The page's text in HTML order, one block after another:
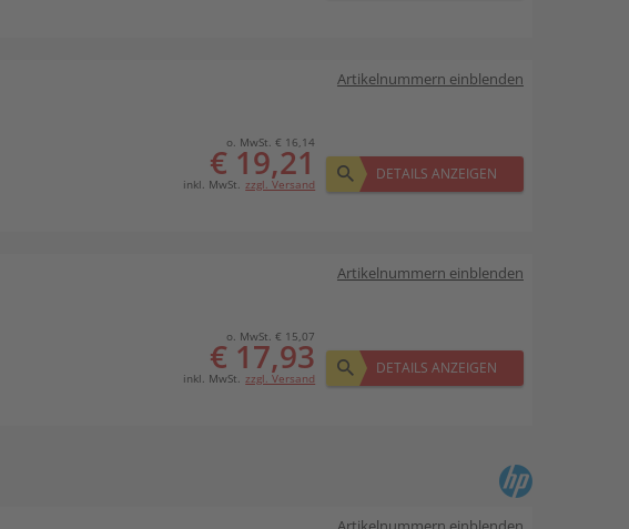
Artikelnummern einblenden
o. MwSt. € 16,14
€ 19,21
inkl. MwSt. zzgl. Versand
DETAILS ANZEIGEN
Artikelnummern einblenden
o. MwSt. € 15,07
€ 17,93
inkl. MwSt. zzgl. Versand
DETAILS ANZEIGEN